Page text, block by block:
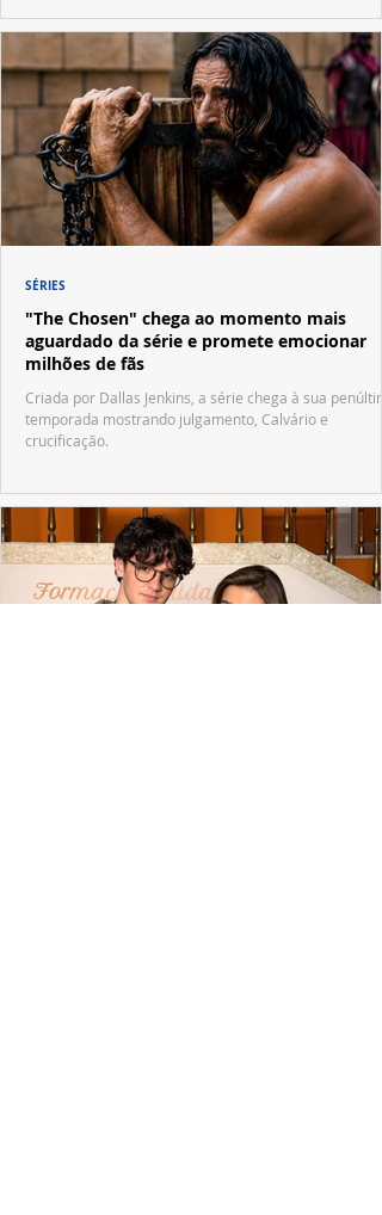
"The Chosen" chega ao momento mais
aguardado da série e promete emocionar
milhões de fãs
Criada por Dallas Jenkins, a série chega à sua
temporada mostrando julgamento, Calvário e
crucificação.
SÉRIES